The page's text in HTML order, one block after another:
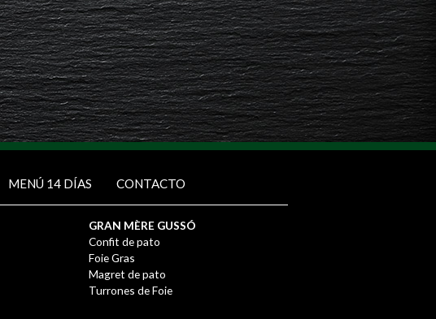
MENÚ 14 DÍAS CONTACTO
GRAN MÈRE GUSSÓ
Confit de pato
Foie Gras
Magret de pato
Turrones de Foie